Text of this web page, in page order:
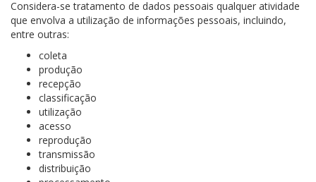
Considera-se tratamento de dados pessoais qualquer atividade
que envolva a utilização de informações pessoais, incluindo,
entre outras:
coleta
produção
recepção
classificação
utilização
acesso
reprodução
transmissão
distribuição